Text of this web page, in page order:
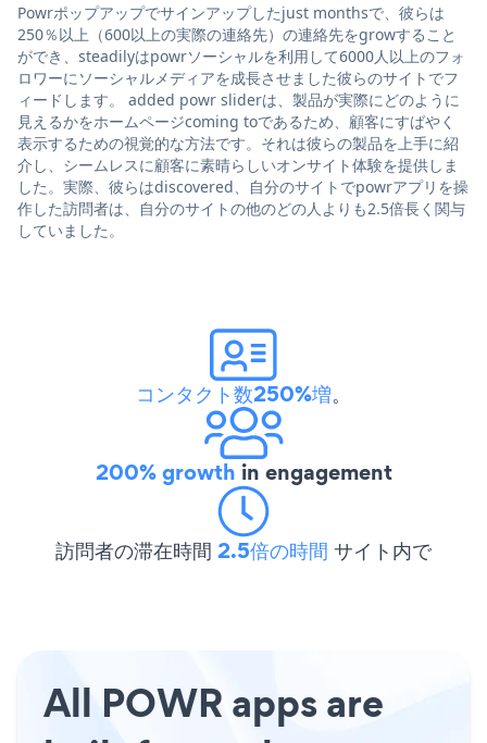
Powrポップアップでサインアップしたjust monthsで、彼らは
250％以上（600以上の実際の連絡先）の連絡先をgrowすること
ができ、steadilyはpowrソーシャルを利用して6000人以上のフォ
ロワーにソーシャルメディアを成長させました彼らのサイトでフ
ィードします。 added powr sliderは、製品が実際にどのように
見えるかをホームページcoming toであるため、顧客にすばやく
表示するための視覚的な方法です。それは彼らの製品を上手に紹
介し、シームレスに顧客に素晴らしいオンサイト体験を提供しま
した。実際、彼らはdiscovered、自分のサイトでpowrアプリを操
作した訪問者は、自分のサイトの他のどの人よりも2.5倍長く関与
していました。
コンタクト数250%増。
200% growth in engagement
訪問者の滞在時間 2.5倍の時間 サイト内で
All POWR apps are